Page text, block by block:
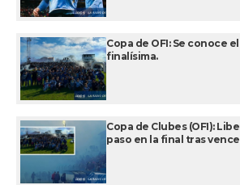
Copa de OFI: Se conoce
finalísima.
Copa de Clubes (OFI):
paso en la final tras